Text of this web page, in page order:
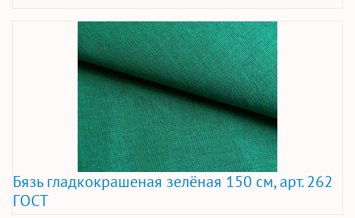
Бязь гладкокрашеная зелёная 150 см, арт. 262
ГОСТ